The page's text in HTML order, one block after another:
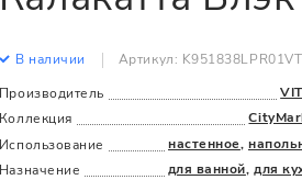
Все
120 x
В наличии
Артикул:
Производитель
Коллекция
Использование
настенное,
Назначение
для ванной, для